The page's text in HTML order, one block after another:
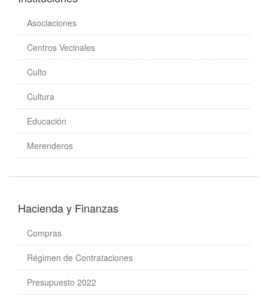
Asociaciones
Centros Vecinales
Culto
Cultura
Educación
Merenderos
Hacienda y Finanzas
Compras
Régimen de Contrataciones
Presupuesto 2022